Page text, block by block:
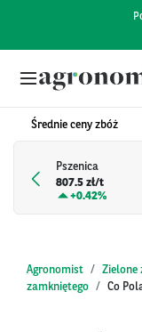
Średnie ceny zbóż
Pszenica
807.5 zł/t
+0.42%
Agronomist Zielone
zamkniętego
Co